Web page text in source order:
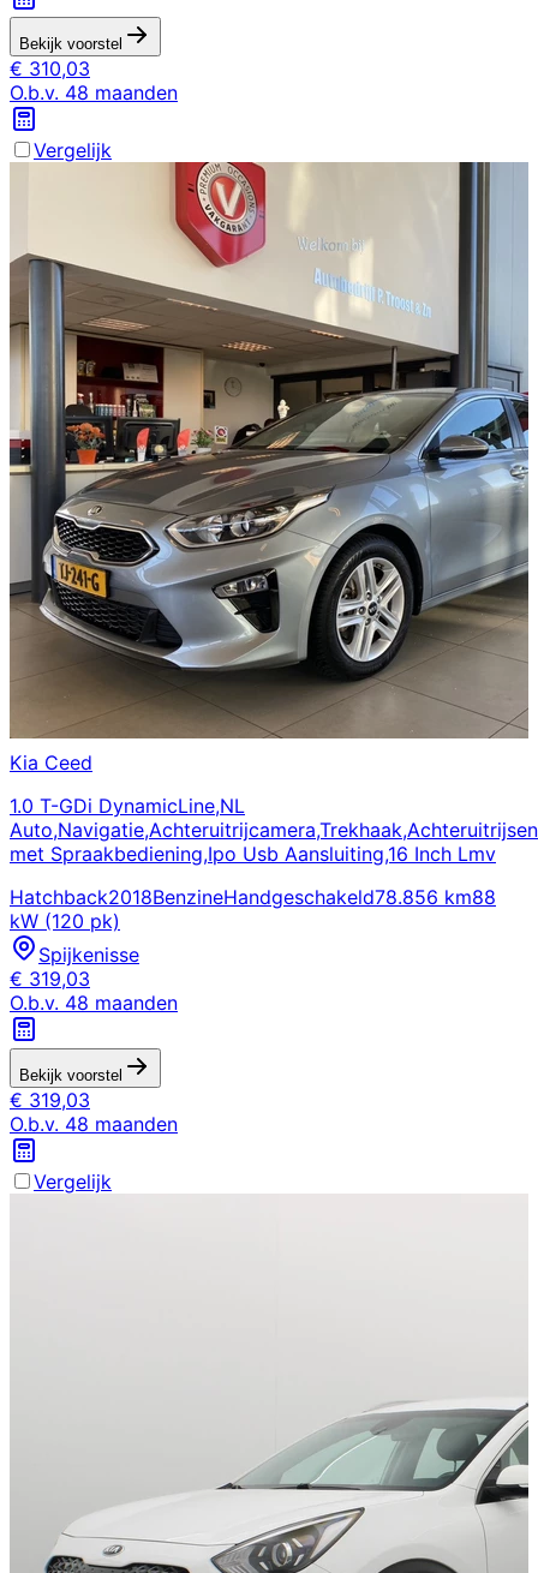
Bekijk voorstel
€ 310,03
O.b.v. 48 maanden
Vergelijk
Kia Ceed
1.0 T-GDi DynamicLine,NL
met Spraakbediening,Ipo Usb Aansluiting,16 Inch Lmv
Hatchback2018BenzineHandgeschakeld78.856 km88
kW (120 pk)
Spijkenisse
€ 319,03
O.b.v. 48 maanden
Bekijk voorstel
€ 319,03
O.b.v. 48 maanden
Vergelijk